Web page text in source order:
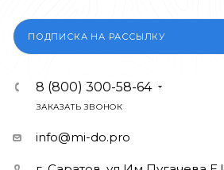
ПОДПИСКА НА РАССЫЛКУ
8 (800) 300-58-64
ЗАКАЗАТЬ ЗВОНОК
info@mi-do.pro